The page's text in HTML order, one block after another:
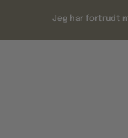
Jeg har fortrudt